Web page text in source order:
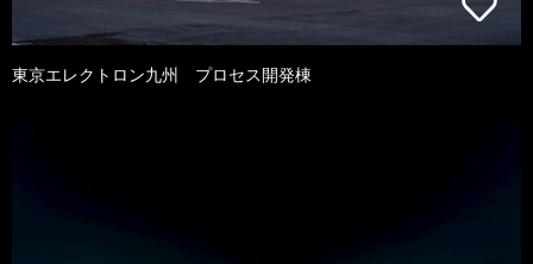
東京エレクトロン九州 プロセス開発棟